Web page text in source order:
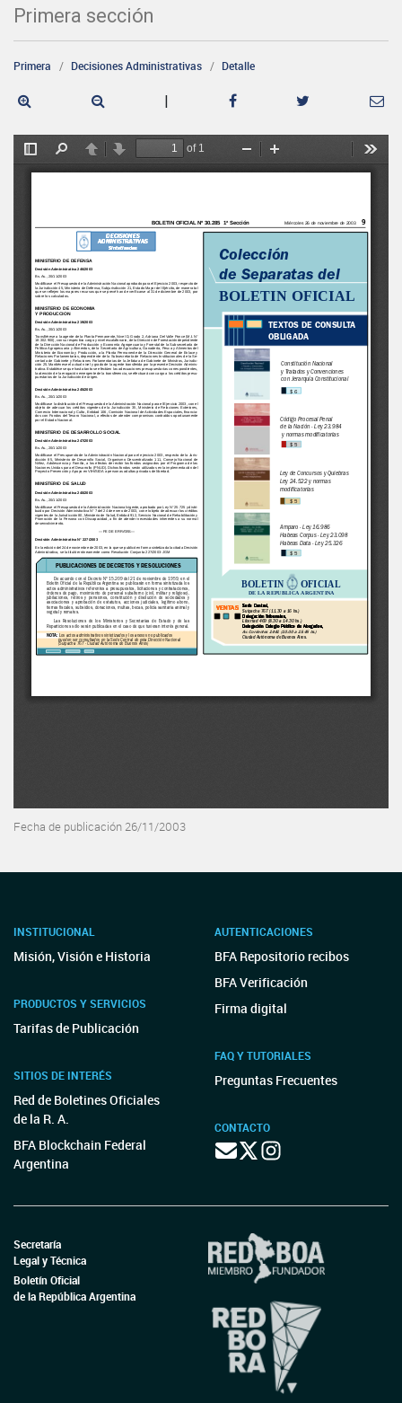
Primera sección
Primera Decisiones Administrativas Detalle
|
Fecha de publicación 26/11/2003
INSTITUCIONAL
Misión, Visión e Historia
PRODUCTOS Y SERVICIOS
Tarifas de Publicación
SITIOS DE INTERÉS
Red de Boletines Oficiales
de la R. A.
BFA Blockchain Federal
Argentina
AUTENTICACIONES
BFA Repositorio recibos
BFA Verificación
Firma digital
FAQ Y TUTORIALES
Preguntas Frecuentes
CONTACTO
Secretaría
Legal y Técnica
Boletín Oficial
de la República Argentina